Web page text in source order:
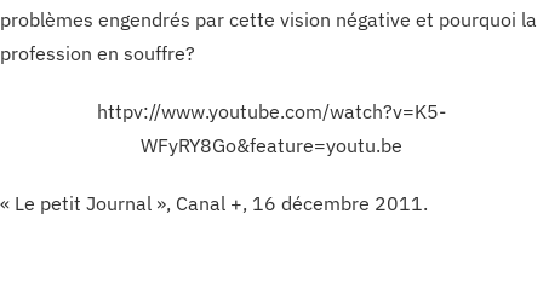
problèmes engendrés par cette vision négative et pourquoi la
profession en souffre?
httpv://www.youtube.com/watch?v=K5-
WFyRY8Go&feature=youtu.be
« Le petit Journal », Canal +, 16 décembre 2011.